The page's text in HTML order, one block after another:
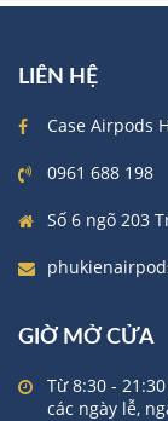
LIÊN HỆ
Case Airpods
0961 688 198
Số 6 ngõ 203
GIỜ MỞ CỬA
Từ 8:30 -
các ngày lễ,